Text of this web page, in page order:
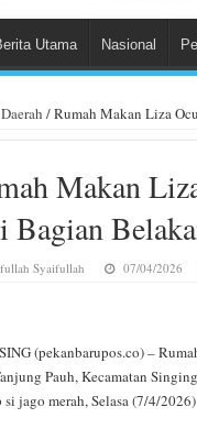
Utama Nasional
Daerah /Rumah Makan Liza
Makan
Bagian
Syaifullah 07/04/2026
(pekanbarupos.co) –
Pauh, Kecamatan
jago merah, Selasa (7/4/